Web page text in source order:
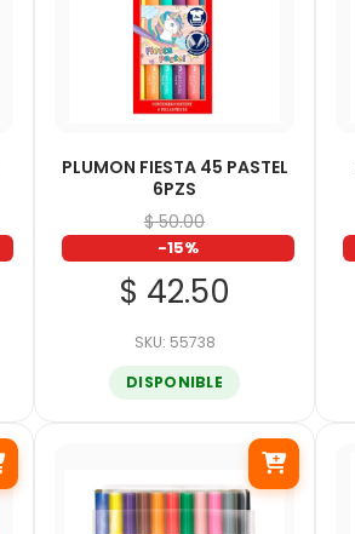
PLUMON FIESTA 45 PASTEL
6PZS
$ 50.00
-15%
$ 42.50
SKU: 55738
DISPONIBLE